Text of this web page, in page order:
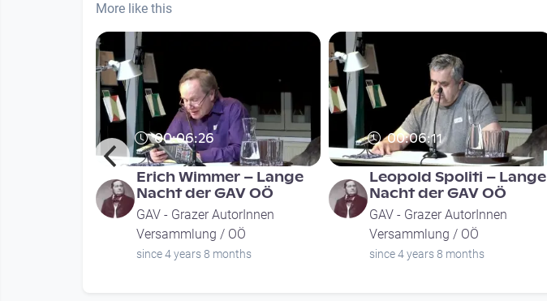
More like this
00:06:26
Erich Wimmer – Lange
Nacht der GAV OÖ
GAV - Grazer AutorInnen
Versammlung / OÖ
since 4 years 8 months
00:06:11
Leopold Spoliti – Lange
Nacht der GAV OÖ
GAV - Grazer AutorInnen
Versammlung / OÖ
since 4 years 8 months